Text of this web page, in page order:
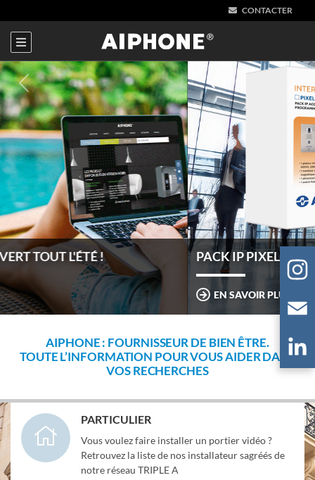
CONTACTER
PACK IP PIXEL
EN SAVOIR PLUS
Précédent
AIPHONE : FOURNISSEUR DE BIEN ÊTRE.
TOUTE L’INFORMATION POUR VOUS AIDER DANS
VOS RECHERCHES
PARTICULIER
Vous voulez faire installer un portier vidéo ?
Retrouvez la liste de nos installateur sagréés de
notre réseau TRIPLE A